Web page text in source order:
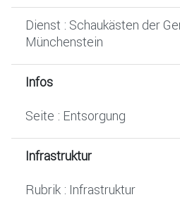
Dienst : Schaukästen der
Münchenstein
Infos
Seite : Entsorgung
Infrastruktur
Rubrik : Infrastruktur